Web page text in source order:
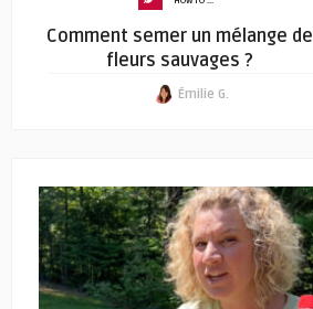
Comment semer un mélange de
fleurs sauvages ?
Émilie G.